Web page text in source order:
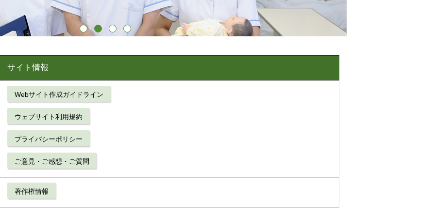
サイト情報
Webサイト作成ガイドライン
ウェブサイト利用規約
プライバシーポリシー
ご意見・ご感想・ご質問
著作権情報